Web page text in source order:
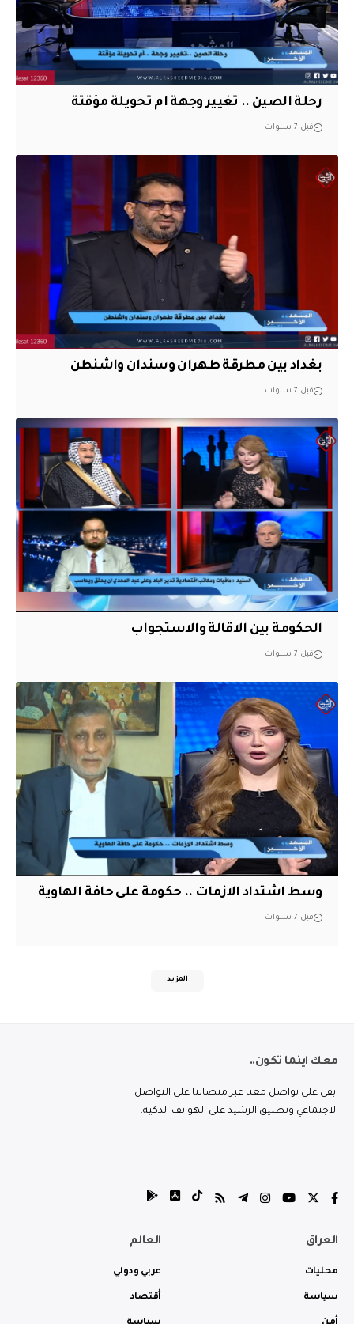
رحلة الصين .. تغيير وجهة ام تحويلة مؤقتة
قبل 7 سنوات
بغداد بين مطرقة طهران وسندان واشنطن
قبل 7 سنوات
الحكومة بين الاقالة والاستجواب
قبل 7 سنوات
وسط اشتداد الازمات .. حكومة على حافة الهاوية
قبل 7 سنوات
المزيد
معك اينما تكون..
ابقى على تواصل معنا عبر منصاتنا على التواصل
الاجتماعي وتطبيق الرشيد على الهواتف الذكية.
العراق
محليات
سياسة
العالم
عربي ودولي
أقتصاد